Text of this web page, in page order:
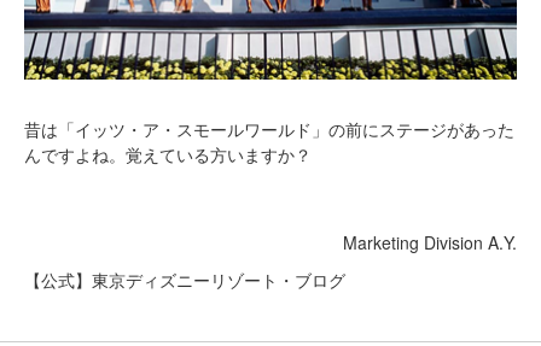
昔は「イッツ・ア・スモールワールド」の前にステージがあった
んですよね。覚えている方いますか？
Marketing Division A.Y.
【公式】東京ディズニーリゾート・ブログ